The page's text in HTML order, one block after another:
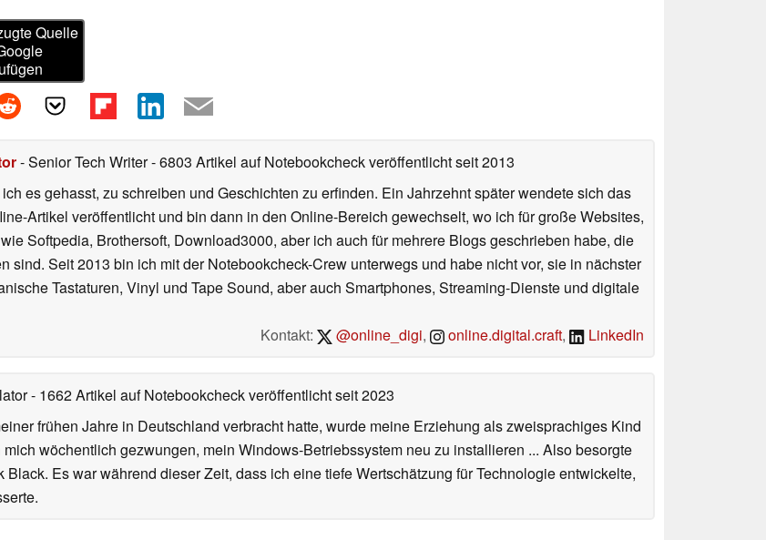
Quelle
- Senior Tech Writer- 6803 Artikel auf Notebookcheck veröffentlichtseit 2013
es gehasst, zu schreiben und Geschichten zu erfinden. Ein Jahrzehnt später wendete sich das
Artikel veröffentlicht und bin dann in den Online-Bereich gewechselt, wo ich für große Websites,
Softpedia, Brothersoft, Download3000, aber ich auch für mehrere Blogs geschrieben habe, die
sind. Seit 2013 bin ich mit der Notebookcheck-Crew unterwegs und habe nicht vor, sie in nächster
Tastaturen, Vinyl und Tape Sound, aber auch Smartphones, Streaming-Dienste und digitale
Kontakt:
@online_digi, online.digital.craft, LinkedIn
- 1662 Artikel auf Notebookcheck veröffentlichtseit 2023
frühen Jahre in Deutschland verbracht hatte, wurde meine Erziehung als zweisprachiges Kind
wöchentlich gezwungen, mein Windows-Betriebssystem neu zu installieren ... Also besorgte
Black. Es war während dieser Zeit, dass ich eine tiefe Wertschätzung für Technologie entwickelte,